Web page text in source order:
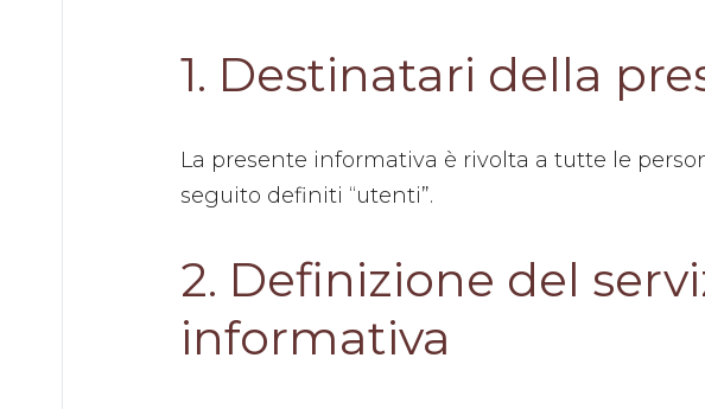
Sant'angelo
1. Destinatari della
La presente informativa è rivolta a tutte le
seguito definiti “utenti”.
2. Definizione del
informativa